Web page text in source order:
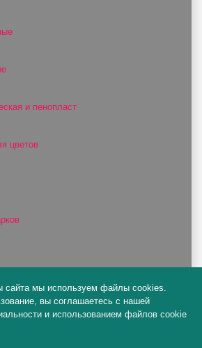
и пенопласт
цветов
сайта мы используем файлы cookies.
вы соглашаетесь с нашей
и использованием файлов cookie